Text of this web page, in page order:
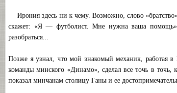
— Ирония здесь ни к чему. Возможно, слово
скажет: «Я — футболист. Мне нужна ваша
разобраться...
Позже я узнал, что мой знакомый механик, работая
команды минского «Динамо», сделал все точь в точь,
показал минчанам столицу Ганы и ее